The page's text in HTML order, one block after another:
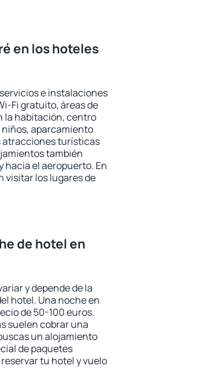
en los hoteles
e instalaciones
Fi gratuito, áreas de
la habitación, centro
niños, aparcamiento
atracciones turísticas
también
hacia el aeropuerto. En
visitar los lugares de
de hotel en
y depende de la
hotel. Una noche en
de 50-100 euros.
suelen cobrar una
un alojamiento
de paquetes
reservar tu hotel y vuelo